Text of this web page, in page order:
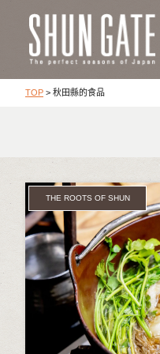
TOP > 秋田縣的食品
THE ROOTS OF SHUN